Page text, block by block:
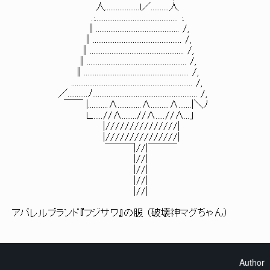
人...................l／..........人
.:.............................................. :.
∥.............................................. /,
∥................................................. /,
∥.................................................... /,
∥....................................................... /,
∥.......................................................... /,
................................................................... /,
／...........ﾉ.......................................................... /,
￣￣ |...........∧.............∧..........∧.......|＼ﾉ
Ｌ......//∧........//∧.....//∧...」
|///////////////|
|///////////////|
￣￣￣|//|￣￣￣
|//|
|//|
|//|
|//|
アパレルブランド『フジサワ』の服 （破壊神マグちゃん）
Author